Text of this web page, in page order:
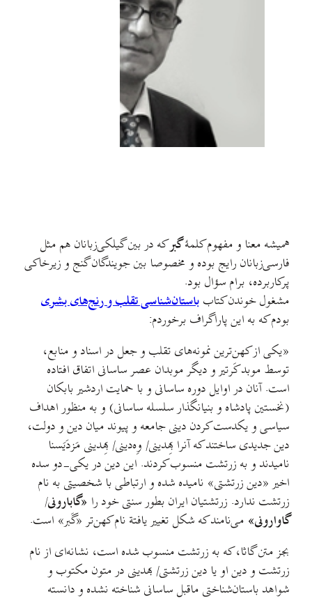
همیشه معنا و مفهوم کلمهٔگبرکه در بین گیلکی‌زبانان هم مثل
فارسی‌زبانان رایج بوده و مخصوصا بین جویندگان گنج و زیرخاکی
پرکاربرده، برام سؤال بود.
مشغول خوندن کتاب باستان‌شناسی تقلب و رنج‌های بشری
بودم که به این پاراگراف برخوردم:
«یکی از کهن‌ترین نمونه‌های تقلب و جعل در اسناد و منابع،
توسط موبد کَرتیر و دیگر موبدان عصر ساسانی اتفاق افتاده
است. آنان در اوایل دوره ساسانی و با حمایت اردشیر بابکان
(نخستین پادشاه و بنیانگذار سلسله ساسانی) و به منظور اهداف
سیاسی و یکدست کردن دینی جامعه و پیوند میان دین و دولت،
دین جدیدی ساختند که آنرا بِهدینی/ وِه‌دینی/ بِهدینی مَزدَیَسنا
نامیدند و به زرتشت منسوب کردند. این دین در یکی-دو سده
اخیر «دین زرتشتی» نامیده شده و ارتباطی با شخصیتی به نام
زرتشت ندارد. زرتشتیان ایران بطور سنتی خود را «گابارونی/
گاوارونی» می‌نامند که شکل تغییر یافتة نام کهن‌تر «گَبر» است.
بجز متن گاثا، که به زرتشت منسوب شده است، نشانه‌ای از نام
زرتشت و دین او یا دین زرتشتی/ بهدینی در متون مکتوب و
شواهد باستان‌شناختی ماقبل ساسانی شناخته نشده و دانسته